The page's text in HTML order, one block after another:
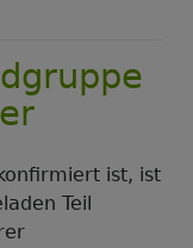
ist, ist
Teil